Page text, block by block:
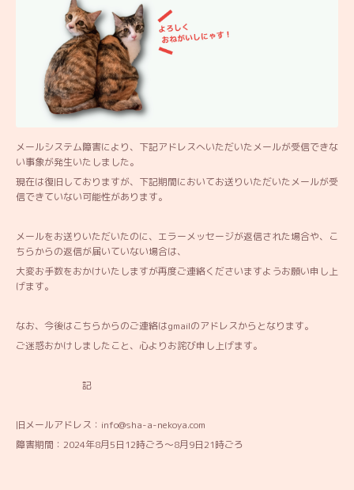
メールシステム障害により、下記アドレスへいただいたメールが受信できな
い事象が発生いたしました。
現在は復旧しておりますが、下記期間においてお送りいただいたメールが受
信できていない可能性があります。
メールをお送りいただいたのに、エラーメッセージが返信された場合や、こ
ちらからの返信が届いていない場合は、
大変お手数をおかけいたしますが再度ご連絡くださいますようお願い申し上
げます。
なお、今後はこちらからのご連絡はgmailのアドレスからとなります。
ご迷惑おかけしましたこと、心よりお詫び申し上げます。
記
旧メールアドレス：info@sha-a-nekoya.com
障害期間：2024年8月5日12時ごろ～8月9日21時ごろ